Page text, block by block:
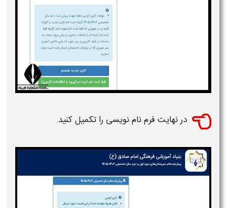
در نهایت فرم نام نویسی را تکمیل کنید.